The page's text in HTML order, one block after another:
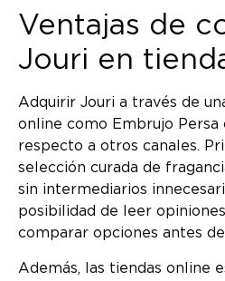
Ventajas de
Jouri en
Adquirir Jouri a través de
online como Embrujo Persa
respecto a otros canales.
selección curada de
sin intermediarios
posibilidad de leer
comparar opciones antes
Además, las tiendas online